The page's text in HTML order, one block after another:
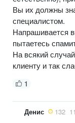
Вы их должны
специалистом.
Напрашивается
пытаетесь
На всякий
клиенту и так
1
Денис 132